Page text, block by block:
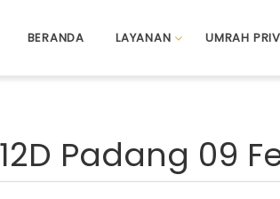
BERANDA LAYANAN UMRAH
Padang 09